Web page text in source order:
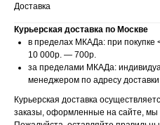
Доставка
Курьерская доставка по Москве
в пределах МКАДа: при покупке
10 000р. — 700р.
за пределами МКАДа:
менеджером по адресу доставки
Курьерская доставка
заказы, оформленные на сайте, мы